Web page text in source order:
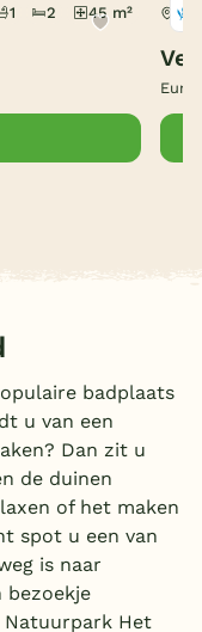
1 2 45 m²
badplaats
u van een
Dan zit u
de duinen
of het maken
spot u een van
is naar
bezoekje
Natuurpark Het